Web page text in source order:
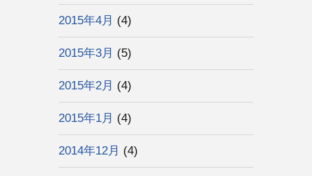
2015年4月 (4)
2015年3月 (5)
2015年2月 (4)
2015年1月 (4)
2014年12月 (4)